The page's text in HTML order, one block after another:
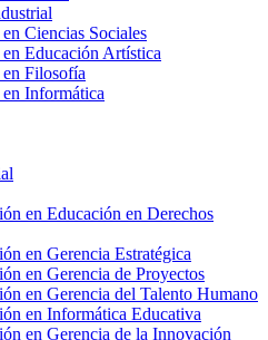
Ciencias Sociales
Educación Artística
Filosofía
Informática
en Educación en Derechos
en Gerencia Estratégica
en Gerencia de Proyectos
en Gerencia del Talento Humano
en Informática Educativa
en Gerencia de la Innovación